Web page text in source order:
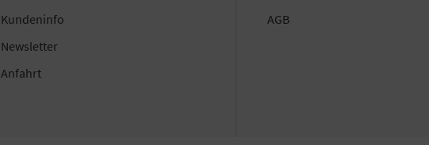
Kundeninfo
Newsletter
Anfahrt
AGB